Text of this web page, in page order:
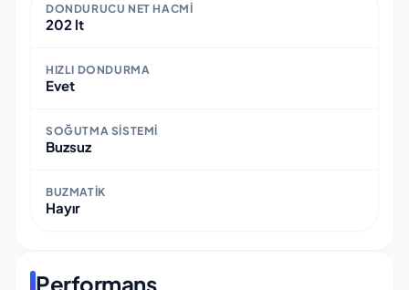
DONDURUCU NET HACMI
202 lt
HIZLI DONDURMA
Evet
SOĞUTMA SISTEMI
Buzsuz
BUZMATIK
Hayır
Performans